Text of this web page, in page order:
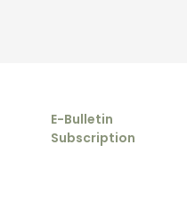
E-Bulletin
Subscription